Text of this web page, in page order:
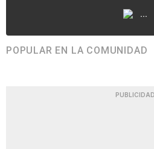
...
POPULAR EN LA COMUNIDAD
PUBLICIDAD